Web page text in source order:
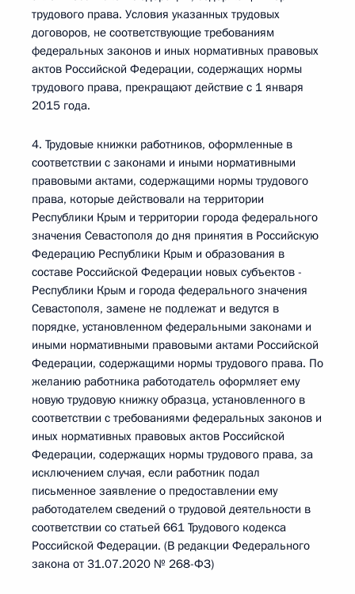
трудового права. Условия указанных трудовых
договоров, не соответствующие требованиям
федеральных законов и иных нормативных правовых
актов Российской Федерации, содержащих нормы
трудового права, прекращают действие с 1 января
2015 года.
4. Трудовые книжки работников, оформленные в
соответствии с законами и иными нормативными
правовыми актами, содержащими нормы трудового
права, которые действовали на территории
Республики Крым и территории города федерального
значения Севастополя до дня принятия в Российскую
Федерацию Республики Крым и образования в
составе Российской Федерации новых субъектов -
Республики Крым и города федерального значения
Севастополя, замене не подлежат и ведутся в
порядке, установленном федеральными законами и
иными нормативными правовыми актами Российской
Федерации, содержащими нормы трудового права. По
желанию работника работодатель оформляет ему
новую трудовую книжку образца, установленного в
соответствии с требованиями федеральных законов и
иных нормативных правовых актов Российской
Федерации, содержащих нормы трудового права, за
исключением случая, если работник подал
письменное заявление о предоставлении ему
работодателем сведений о трудовой деятельности в
соответствии со статьей 661 Трудового кодекса
Российской Федерации. (В редакции Федерального
закона от 31.07.2020 № 268-ФЗ)